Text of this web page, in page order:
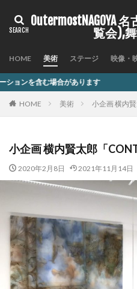
OutermostNAGOYA
覧会),
HOME 美術 ステージ 映像・
ます
HOME 美術 小企画 横内
小企画 横内賢太郎「
2020年2月8日 2021年11月14日